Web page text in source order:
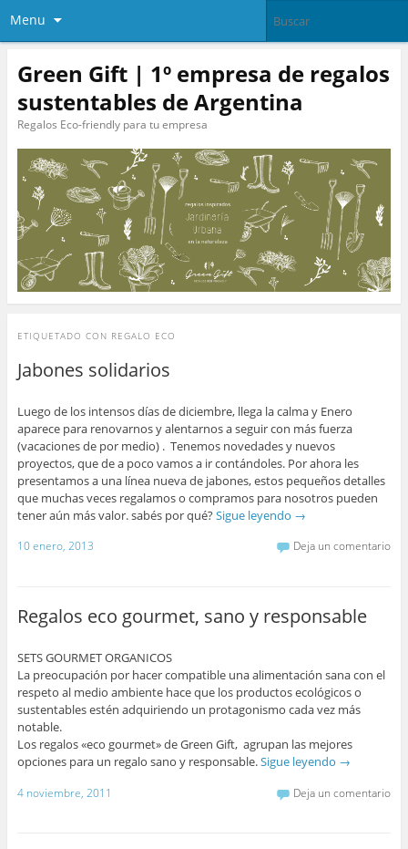
Menu
Green Gift | 1º empresa de regalos
sustentables de Argentina
Regalos Eco-friendly para tu empresa
ETIQUETADO CON REGALO ECO
Jabones solidarios
Luego de los intensos días de diciembre, llega la calma y Enero
aparece para renovarnos y alentarnos a seguir con más fuerza
(vacaciones de por medio) . Tenemos novedades y nuevos
proyectos, que de a poco vamos a ir contándoles. Por ahora les
presentamos a una línea nueva de jabones, estos pequeños detalles
que muchas veces regalamos o compramos para nosotros pueden
tener aún más valor. sabés por qué?Sigue leyendo →
10 enero, 2013 Deja un comentario
Regalos eco gourmet, sano y responsable
SETS GOURMET ORGANICOS
La preocupación por hacer compatible una alimentación sana con el
respeto al medio ambiente hace que los productos ecológicos o
sustentables estén adquiriendo un protagonismo cada vez más
notable.
Los regalos «eco gourmet» de Green Gift, agrupan las mejores
opciones para un regalo sano y responsable.Sigue leyendo →
4 noviembre, 2011 Deja un comentario